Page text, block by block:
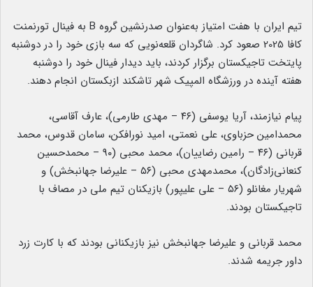
تیم ایران با هفت امتیاز به‌عنوان صدرنشین گروه B به فینال تورنمنت
کافا 2025 صعود کرد. شاگردان قلعه‌نویی که سه بازی خود را در دوشنبه
پایتخت تاجیکستان برگزار کردند، باید دیدار فینال خود را دوشنبه
هفته آینده در ورزشگاه المپیک شهر تاشکند ازبکستان انجام دهند.
پیام نیازمند، آریا یوسفی (۴۶ – مهدی طارمی)، عارف آقاسی،
محمدامین حزباوی، علی نعمتی، امید نورافکن، سامان قدوس، محمد
قربانی (۴۶ – رامین رضاییان)، محمد محبی (۹۰ – محمدحسین
کنعانی‌زادگان)، محمدمهدی محبی (۵۶ – علیرضا جهانبخش) و
شهریار مغانلو (۵۶ – علی علیپور) بازیکنان تیم ملی در مصاف با
تاجیکستان بودند.
محمد قربانی و علیرضا جهانبخش نیز بازیکنانی بودند که با کارت زرد
داور جریمه شدند.